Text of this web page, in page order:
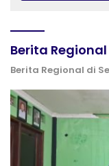
Berita Regional
Berita Regional di